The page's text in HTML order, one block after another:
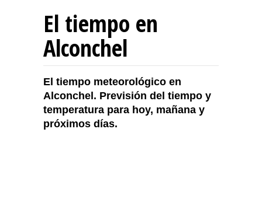
El tiempo en
Alconchel
El tiempo meteorológico en
Alconchel. Previsión del tiempo y
temperatura para hoy, mañana y
próximos días.